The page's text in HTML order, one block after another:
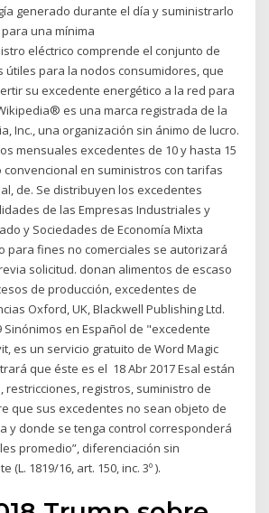
generado durante el día y suministrarlo
una mínima
eléctrico comprende el conjunto de
útiles para la nodos consumidores, que
su excedente energético a la red para
es una marca registrada de la
Inc., una organización sin ánimo de lucro.
mensuales excedentes de 10 y hasta 15
convencional en suministros con tarifas
de. Se distribuyen los excedentes
de las Empresas Industriales y
y Sociedades de Economía Mixta
para fines no comerciales se autorizará
solicitud. donan alimentos de escaso
de producción, excedentes de
Oxford, UK, Blackwell Publishing Ltd.
Sinónimos en Español de "excedente
es un servicio gratuito de Word Magic
que éste es el 18 Abr 2017 Esal están
restricciones, registros, suministro de
que sus excedentes no sean objeto de
y donde se tenga control corresponderá
promedio”, diferenciación sin
1819/16, art. 150, inc. 3º ).